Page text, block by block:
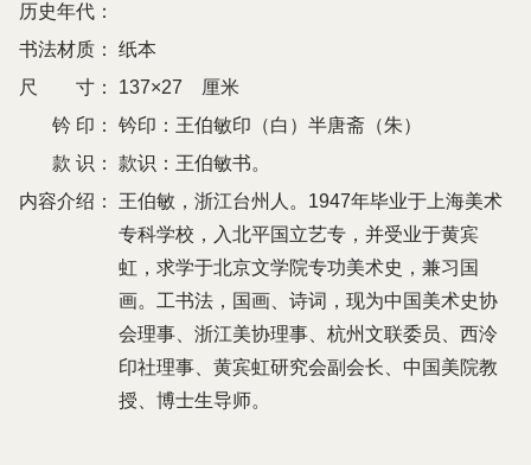
历史年代：
书法材质：
纸本
尺 寸：
137×27 厘米
钤 印：
钤印：王伯敏印（白）半唐斋（朱）
款 识：
款识：王伯敏书。
内容介绍：
王伯敏，浙江台州人。1947年毕业于上海美术
专科学校，入北平国立艺专，并受业于黄宾
虹，求学于北京文学院专功美术史，兼习国
画。工书法，国画、诗词，现为中国美术史协
会理事、浙江美协理事、杭州文联委员、西泠
印社理事、黄宾虹研究会副会长、中国美院教
授、博士生导师。